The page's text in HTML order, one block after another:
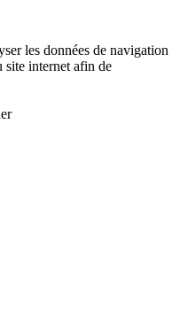
les données de navigation
site internet afin de